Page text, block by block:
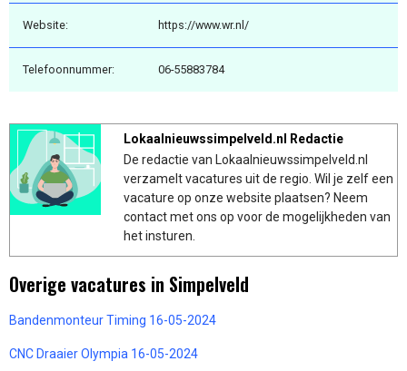
Website: https://www.wr.nl/
Telefoonnummer: 06-55883784
Lokaalnieuwssimpelveld.nl Redactie
De redactie van Lokaalnieuwssimpelveld.nl
verzamelt vacatures uit de regio. Wil je zelf een
vacature op onze website plaatsen? Neem
contact met ons op voor de mogelijkheden van
het insturen.
Overige vacatures in Simpelveld
Bandenmonteur Timing 16-05-2024
CNC Draaier Olympia 16-05-2024